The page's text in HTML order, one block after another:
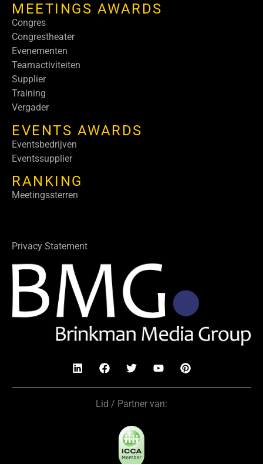
MEETINGS AWARDS
Congres
Congrestheater
Evenementen
Teamactiviteiten
Supplier
Training
Vergader
EVENTS AWARDS
Eventsbedrijven
Eventssupplier
RANKING
Meetingssterren
Privacy Statement
Lid / Partner van: